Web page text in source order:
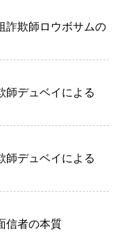
詐欺師ロウボサムの
師デュベイによる
師デュベイによる
信者の本質